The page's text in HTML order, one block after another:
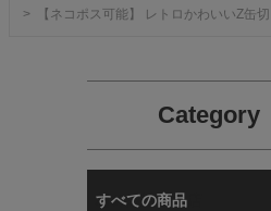
【ネコポス可能】 レトロかわいいZ缶
Category
村の鍛冶屋本店